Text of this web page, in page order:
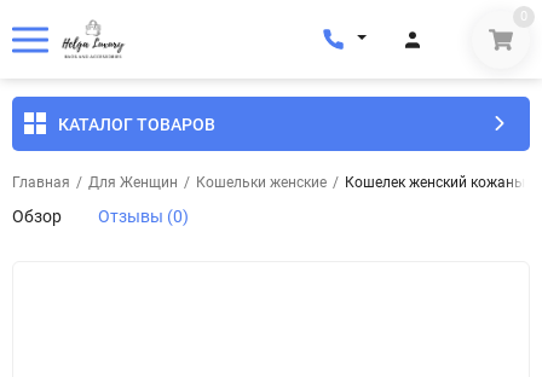
0
КАТАЛОГ ТОВАРОВ
Главная / Для Женщин / Кошельки женские / Кошелек женский кожаный
Обзор Отзывы (0)